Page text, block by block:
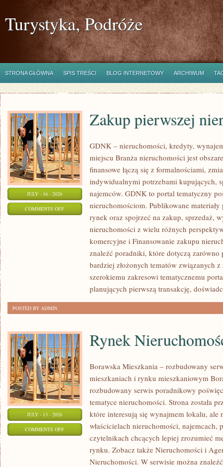
Turystyka, Podróże
STRONA GŁÓWNA SPIS TREŚCI BLOG INTERNETOWY ARCHIWUM
JULY - 16 - 2026
COMMENTS OFFON
PIERWSZEJ
NIERUCHOMOŚCI
Zakup pierwszej
GDNK – nieruchomości, kredyty,
miejscu Branża nieruchomości jest
finansowe łączą się z formalnościami,
indywidualnymi potrzebami kupujących,
najemców. GDNK to portal tematyczny
nieruchomościom. Publikowane
rynek oraz spojrzeć na zakup, sprzedaż,
nieruchomości z wielu różnych
komercyjne i Finansowanie zakupu
znaleźć poradniki, które dotyczą
bardziej złożonych tematów związanych
szerokiemu zakresowi tematycznemu
planujących pierwszą transakcję,
POSTED BY ADMIN
JULY - 13 - 2026
COMMENTS OFFON
NIERUCHOMOŚCI
Rynek
Borawska Mieszkania – rozbudowany
mieszkaniach i rynku mieszkaniowym
rozbudowany serwis poradnikowy
tematyce nieruchomości. Strona została
które interesują się wynajmem lokalu, ale
właścicielach nieruchomości, najemcach,
czytelnikach chcących lepiej zrozumieć
rynku. Zobacz także Nieruchomości i
Nieruchomości. W serwisie można